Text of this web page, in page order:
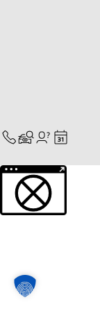
Weitere Informationen